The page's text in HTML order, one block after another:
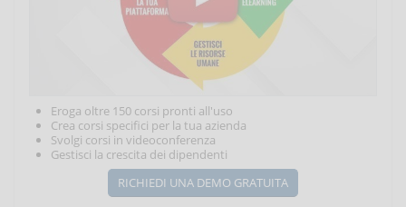
Eroga oltre 150 corsi pronti all'uso
Crea corsi specifici per la tua azienda
Svolgi corsi in videoconferenza
Gestisci la crescita dei dipendenti
RICHIEDI UNA DEMO GRATUITA